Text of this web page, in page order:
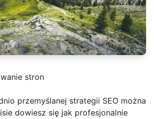
stron
przemyślanej strategii SEO można
dowiesz się jak profesjonalnie